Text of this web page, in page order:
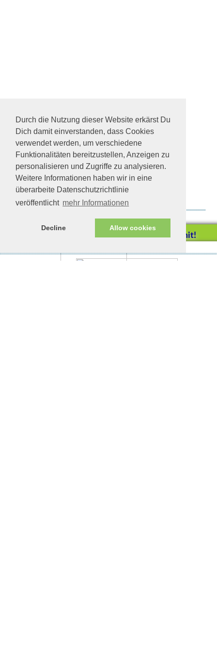
Durch die Nutzung dieser Website erkärst Du
Dich damit einverstanden, dass Cookies
verwendet werden, um verschiedene
Funktionalitäten bereitzustellen, Anzeigen zu
personalisieren und Zugriffe zu analysieren.
Weitere Informationen haben wir in eine
überarbeite Datenschutzrichtlinie
veröffentlicht mehr Informationen
Decline Allow cookies
Arthur und Friedrich
Schwarmhaltung wäre die ideale
Helfen Sie mit!
einen Einkauf bei